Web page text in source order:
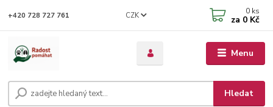
Menu
CZK
Hledat
+420 728 727 761 0 ks
za 0 Kč